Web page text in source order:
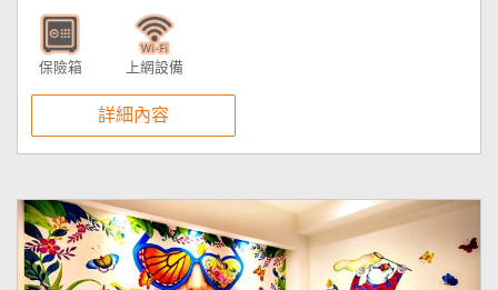
保險箱 上網設備
詳細內容